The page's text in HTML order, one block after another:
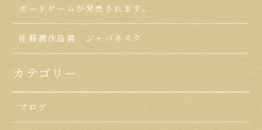
ボードゲームが発売されます。
佐藤潤作品展 ジャパネスク
カテゴリー
ブログ